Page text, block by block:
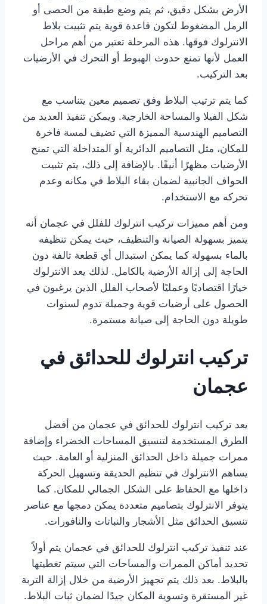
الأرض بشكل دقيق، ثم يتم وضع طبقة من الحصى أو
الرمل المضغوط لتكون قاعدة قوية يتم تثبيت بلاط
الانترلوك فوقها. هذه المرحلة تعتبر من أهم مراحل
العمل لأنها تمنع حدوث الهبوط أو التحرك في الأرضيات
بعد التركيب.
كما يتم ترتيب البلاط وفق تصميم معين يتناسب مع
شكل الفيلا والمساحة الخارجية. ويمكن تنفيذ العديد من
التصاميم الهندسية المميزة التي تضيف لمسة فاخرة
للمكان، مثل التصاميم الدائرية أو المتداخلة التي تمنح
الأرضيات مظهرًا أنيقًا. بالإضافة إلى ذلك، يتم تثبيت
الحواف الجانبية لضمان بقاء البلاط في مكانه وعدم
تحركه مع الاستخدام.
ومن أهم مميزات تركيب انترلوك للفلل في عجمان أنه
يتميز بسهولة الصيانة والتنظيف، حيث يمكن تنظيفه
بالماء بسهولة كما يمكن استبدال أي قطعة تالفة دون
الحاجة إلى إزالة الأرضية بالكامل. لذلك يعد الانترلوك
خيارًا اقتصاديًا وعمليًا لأصحاب الفلل الذين يرغبون في
الحصول على أرضيات قوية وجميلة تدوم لسنوات
طويلة دون الحاجة إلى صيانة مستمرة.
تركيب انترلوك للحدائق في
عجمان
يعد تركيب انترلوك للحدائق في عجمان من أفضل
الطرق المستخدمة لتنسيق المساحات الخضراء وإضافة
ممرات جميلة داخل الحدائق المنزلية أو العامة. حيث
يساهم الانترلوك في تنظيم الحديقة وتسهيل الحركة
داخلها مع الحفاظ على الشكل الجمالي للمكان. كما
يتوفر الانترلوك بتصاميم متعددة يمكن دمجها مع عناصر
تنسيق الحدائق مثل الأشجار والنباتات والنافورات.
عند تنفيذ تركيب انترلوك للحدائق في عجمان يتم أولاً
تحديد أماكن الممرات والمساحات التي سيتم تغطيتها
بالبلاط. بعد ذلك يتم تجهيز الأرضية من خلال إزالة التربة
غير المستقرة وتسوية المكان جيدًا لضمان ثبات البلاط.